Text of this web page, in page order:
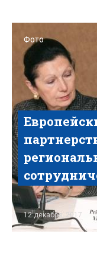
Фото
12 декабря, 2017